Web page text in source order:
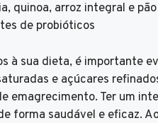
quinoa, arroz integral e
de probióticos
à sua dieta, é importante
e açúcares
emagrecimento. Ter um
forma saudável e eficaz.